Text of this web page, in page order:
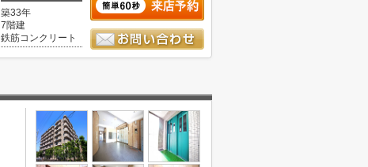
築33年
7階建
鉄筋コンクリート